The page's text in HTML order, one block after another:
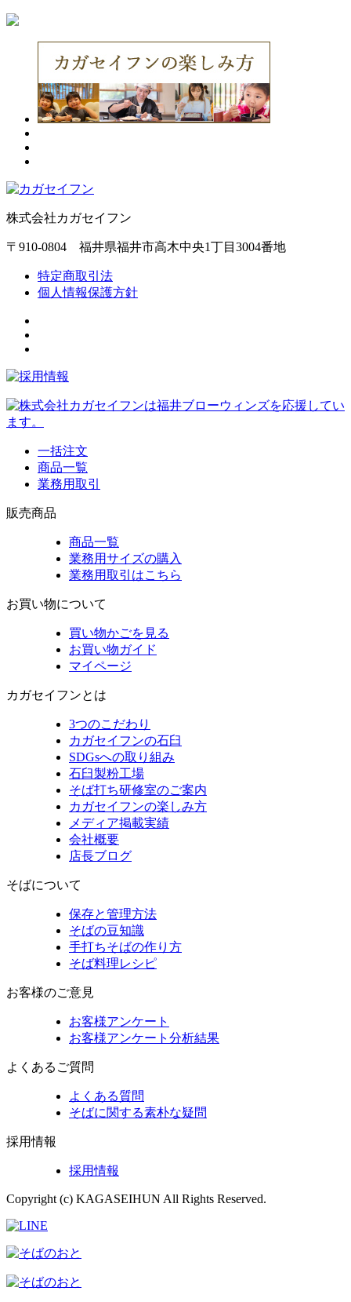
株式会社カガセイフン
〒910-0804 福井県福井市高木中央1丁目3004番地
特定商取引法
個人情報保護方針
一括注文
商品一覧
業務用取引
販売商品
商品一覧
業務用サイズの購入
業務用取引はこちら
お買い物について
買い物かごを見る
お買い物ガイド
マイページ
カガセイフンとは
3つのこだわり
カガセイフンの石臼
SDGsへの取り組み
石臼製粉工場
そば打ち研修室のご案内
カガセイフンの楽しみ方
メディア掲載実績
会社概要
店長ブログ
そばについて
保存と管理方法
そばの豆知識
手打ちそばの作り方
そば料理レシピ
お客様のご意見
お客様アンケート
お客様アンケート分析結果
よくあるご質問
よくある質問
そばに関する素朴な疑問
採用情報
採用情報
Copyright (c) KAGASEIHUN All Rights Reserved.